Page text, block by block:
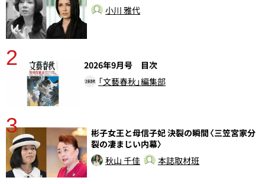
小川 雅代
2
2026年9月号 目次
「文藝春秋」編集部
3
彬子女王と母信子妃 決裂の瞬間〈三笠宮家分
裂の凄まじい内幕〉
秋山 千佳
本誌取材班